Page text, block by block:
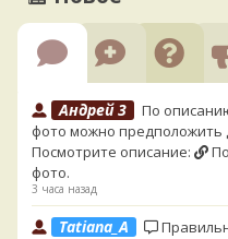
Андрей 3
По
фото можно
Посмотрите описание:
фото.
3 часа назад
Tatiana_A